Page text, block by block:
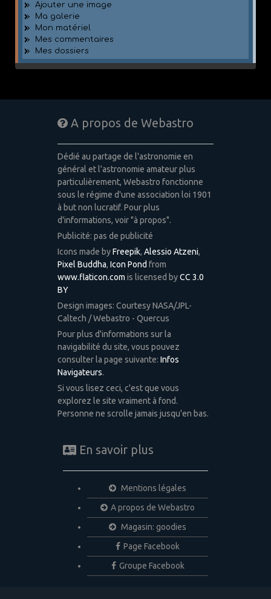
Ajouter une image
Ma galerie
Mon matériel
Mes commentaires
Mes dossiers
A propos de Webastro
Dédié au partage de l'astronomie en
général et l'astronomie amateur plus
particulièrement, Webastro fonctionne
sous le régime d'une association loi 1901
à but non lucratif. Pour plus
d'informations, voir "à propos".
Publicité: pas de publicité
Icons made byFreepik, Alessio Atzeni,
Pixel Buddha, Icon Pond from
www.flaticon.com is licensed byCC 3.0
BY
Design images: Courtesy NASA/JPL-
Caltech / Webastro - Quercus
Pour plus d'informations sur la
navigabilité du site, vous pouvez
consulter la page suivante: Infos
Navigateurs.
Si vous lisez ceci, c'est que vous
explorez le site vraiment à fond.
Personne ne scrolle jamais jusqu'en bas.
En savoir plus
Mentions légales
A propos de Webastro
Magasin: goodies
Page Facebook
Groupe Facebook